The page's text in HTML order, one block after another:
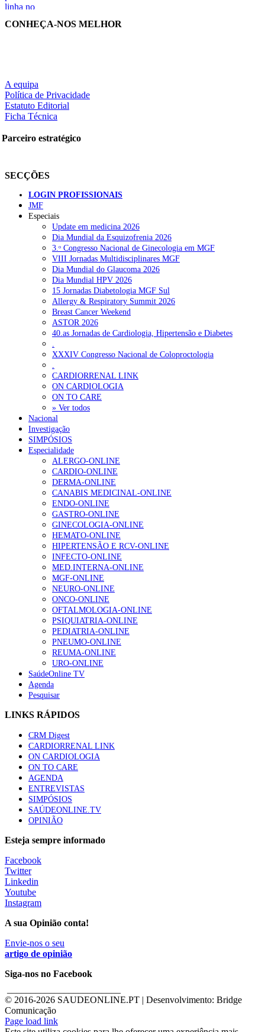
CONHEÇA-NOS MELHOR
A equipa
Política de Privacidade
Estatuto Editorial
Ficha Técnica
Parceiro estratégico
SECÇÕES
LOGIN PROFISSIONAIS
JMF
Especiais
Update em medicina 2026
Dia Mundial da Esquizofrenia 2026
3.ᵒ Congresso Nacional de Ginecologia em MGF
VIII Jornadas Multidisciplinares MGF
Dia Mundial do Glaucoma 2026
Dia Mundial HPV 2026
15 Jornadas Diabetologia MGF Sul
Allergy & Respiratory Summit 2026
Breast Cancer Weekend
ASTOR 2026
40.as Jornadas de Cardiologia, Hipertensão e Diabetes
XXXIV Congresso Nacional de Coloproctologia
CARDIORRENAL LINK
ON CARDIOLOGIA
ON TO CARE
» Ver todos
Nacional
Investigação
SIMPÓSIOS
Especialidade
ALERGO-ONLINE
CARDIO-ONLINE
DERMA-ONLINE
CANABIS MEDICINAL-ONLINE
ENDO-ONLINE
GASTRO-ONLINE
GINECOLOGIA-ONLINE
HEMATO-ONLINE
HIPERTENSÃO E RCV-ONLINE
INFECTO-ONLINE
MED.INTERNA-ONLINE
MGF-ONLINE
NEURO-ONLINE
ONCO-ONLINE
OFTALMOLOGIA-ONLINE
PSIQUIATRIA-ONLINE
PEDIATRIA-ONLINE
PNEUMO-ONLINE
REUMA-ONLINE
URO-ONLINE
SaúdeOnline TV
Agenda
Pesquisar
LINKS RÁPIDOS
CRM Digest
CARDIORRENAL LINK
ON CARDIOLOGIA
ON TO CARE
AGENDA
ENTREVISTAS
SIMPÓSIOS
SAÚDEONLINE.TV
OPINIÃO
Esteja sempre informado
Facebook
Twitter
Linkedin
Youtube
Instagram
A sua Opinião conta!
Envie-nos o seu
artigo de opinião
Siga-nos no Facebook
© 2016-2026 SAUDEONLINE.PT | Desenvolvimento: Bridge
Comunicação
Page load link